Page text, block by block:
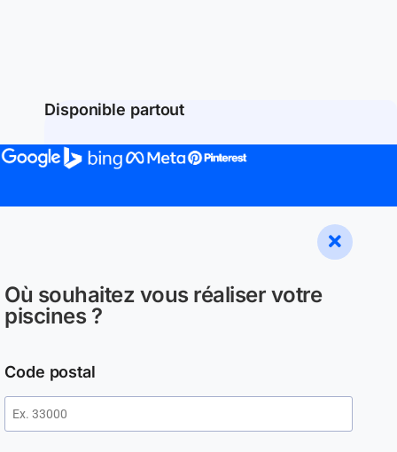
Disponible partout
Où souhaitez vous réaliser votre
piscines ?
Code postal